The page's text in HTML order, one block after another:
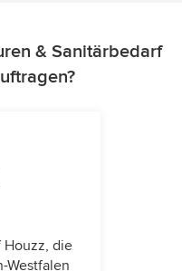
& Sanitärbedarf
Houzz, die
Westfalen